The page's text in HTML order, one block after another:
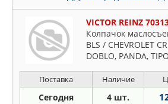
VICTOR REINZ
Колпачок
BLS / CHEVROLET
DOBLO, PANDA,
COMBO, CORSA,
VECTRA
Поставка Наличие
Сегодня 4 шт.